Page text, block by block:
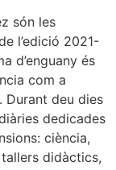
són les
l’edició 2021-
d’enguany és
com a
Durant deu dies
dedicades
ciència,
didàctics,